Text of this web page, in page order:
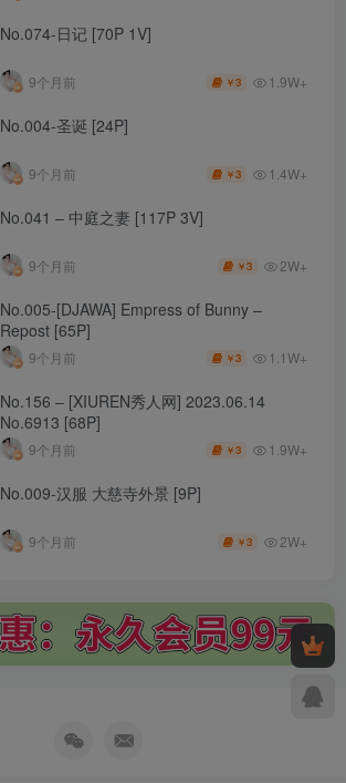
No.074-日记 [70P 1V]
9个月前 ￥3 1.9W+
No.004-圣诞 [24P]
9个月前 ￥3 1.4W+
No.041 – 中庭之妻 [117P 3V]
9个月前 ￥3 2W+
No.005-[DJAWA] Empress of Bunny –
Repost [65P]
9个月前 ￥3 1.1W+
No.156 – [XIUREN秀人网] 2023.06.14
No.6913 [68P]
9个月前 ￥3 1.9W+
No.009-汉服 大慈寺外景 [9P]
9个月前 ￥3 2W+